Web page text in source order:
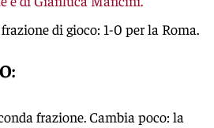
di gioco: 1-0 per la Roma.
frazione. Cambia poco: la